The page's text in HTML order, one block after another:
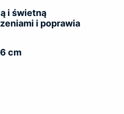
i świetną
i poprawia
cm